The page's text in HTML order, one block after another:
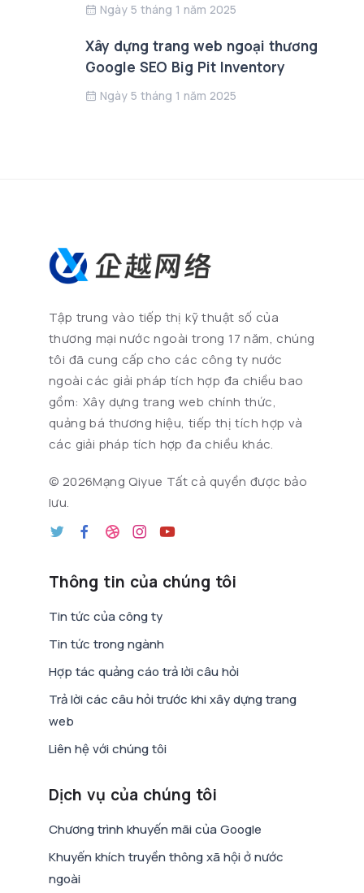
Ngày 5 tháng 1 năm 2025
Xây dựng trang web ngoại thương
Google SEO Big Pit Inventory
Ngày 5 tháng 1 năm 2025
Tập trung vào tiếp thị kỹ thuật số của
thương mại nước ngoài trong 17 năm, chúng
tôi đã cung cấp cho các công ty nước
ngoài các giải pháp tích hợp đa chiều bao
gồm: Xây dựng trang web chính thức,
quảng bá thương hiệu, tiếp thị tích hợp và
các giải pháp tích hợp đa chiều khác.
© 2026Mạng Qiyue Tất cả quyền được bảo
lưu.
Thông tin của chúng tôi
Tin tức của công ty
Tin tức trong ngành
Hợp tác quảng cáo trả lời câu hỏi
Trả lời các câu hỏi trước khi xây dựng trang
web
Liên hệ với chúng tôi
Dịch vụ của chúng tôi
Chương trình khuyến mãi của Google
Khuyến khích truyền thông xã hội ở nước
ngoài